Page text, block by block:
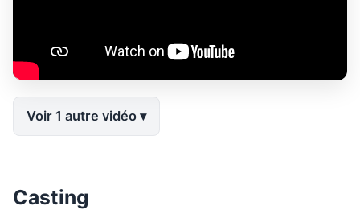
Voir 1 autre vidéo
Casting